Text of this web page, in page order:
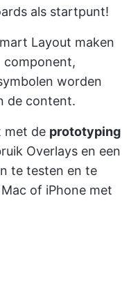
als startpunt!
Layout maken
component,
worden
de content.
met de prototyping
Overlays en een
te testen en te
of iPhone met